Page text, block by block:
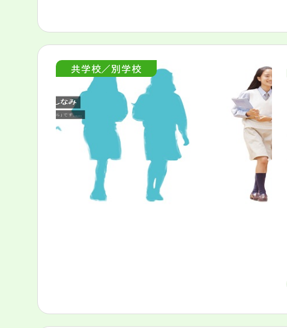
共学校／別学校